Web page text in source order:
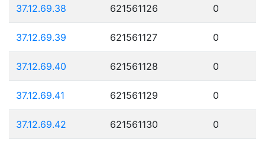
37.12.69.38 621561126 0
37.12.69.39 621561127 0
37.12.69.40 621561128 0
37.12.69.41 621561129 0
37.12.69.42 621561130 0